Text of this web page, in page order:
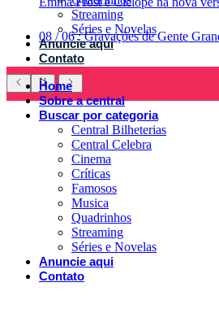
08 / 06 : Gravações de Gente
Streaming
Séries e Novelas
Anuncie aqui
Contato
Home
Sobre a central
Buscar por categoria
Central Bilheterias
Central Celebra
Cinema
Críticas
Famosos
Musica
Quadrinhos
Streaming
Séries e Novelas
Anuncie aqui
Contato